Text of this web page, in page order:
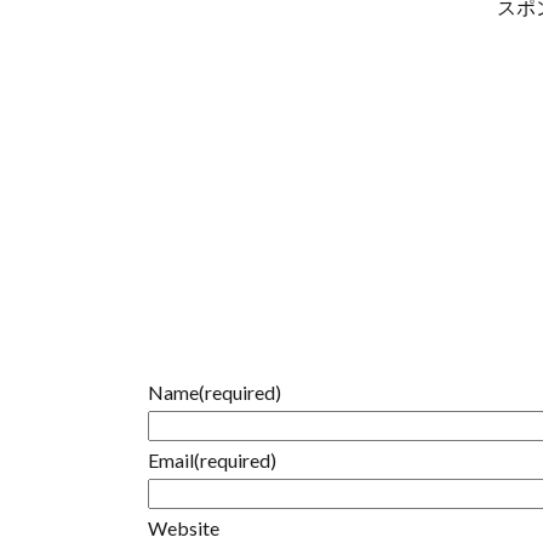
スポ
Name(required)
Email(required)
Website